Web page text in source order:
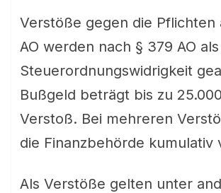
Verstöße gegen die Pflichten
AO werden nach § 379 AO als
Steuerordnungswidrigkeit
Bußgeld beträgt bis zu
Verstoß. Bei mehreren
die Finanzbehörde kumulativ
Als Verstöße gelten unter